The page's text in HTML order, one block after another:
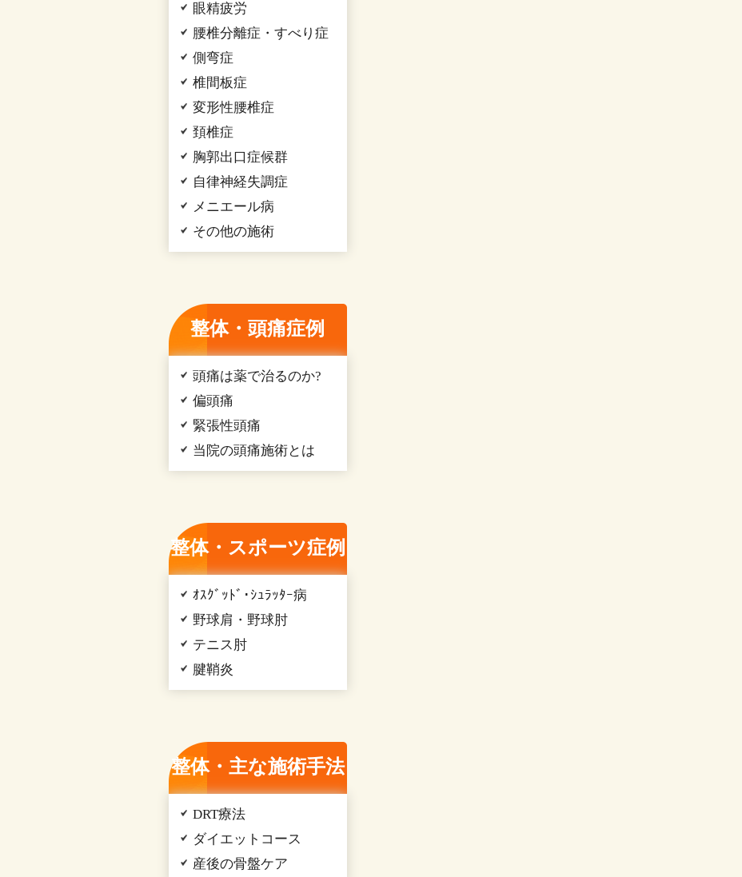
眼精疲労
腰椎分離症・すべり症
側弯症
椎間板症
変形性腰椎症
頚椎症
胸郭出口症候群
自律神経失調症
メニエール病
その他の施術
整体・頭痛症例
頭痛は薬で治るのか?
偏頭痛
緊張性頭痛
当院の頭痛施術とは
整体・スポーツ症例
ｵｽｸﾞｯﾄﾞ･ｼｭﾗｯﾀｰ病
野球肩・野球肘
テニス肘
腱鞘炎
整体・主な施術手法
DRT療法
ダイエットコース
産後の骨盤ケア